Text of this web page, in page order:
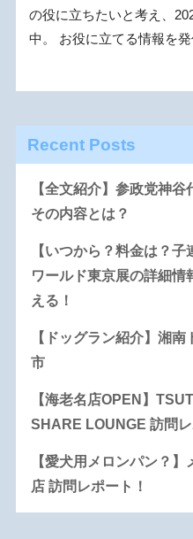
の役に立ちたいと考え、
中。 お役に立てる情報を
Recent Posts
【全文紹介】参政党神
その内容とは？
【いつから？料金は？
ワールド東京展の詳細情
える！
【ドッグラン紹介】湘
市
【海老名店OPEN】
SHARE LOUNGE 訪問レ
【愛犬用メロンパン？
店 訪問レポート！